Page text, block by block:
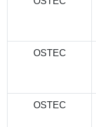
OSTEC
OSTEC